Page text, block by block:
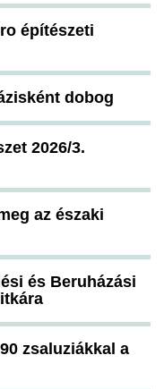
építészeti
dobog
2026/3.
az északi
és Beruházási
zsaluziákkal a